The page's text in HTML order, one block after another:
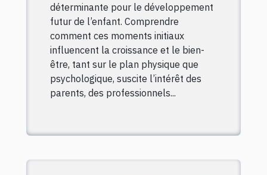
déterminante pour le développement
futur de l’enfant. Comprendre
comment ces moments initiaux
influencent la croissance et le bien-
être, tant sur le plan physique que
psychologique, suscite l’intérêt des
parents, des professionnels...